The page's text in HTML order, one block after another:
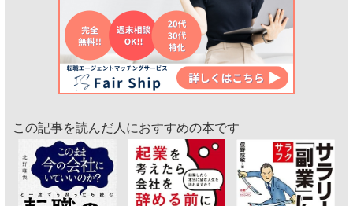
この記事を読んだ人におすすめの本です